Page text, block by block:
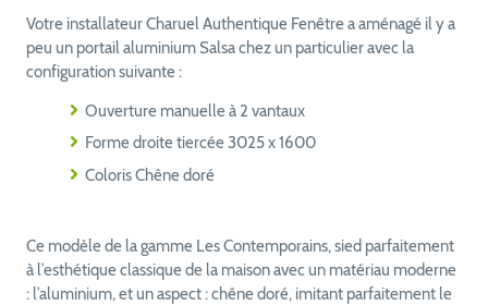
Votre installateur Charuel Authentique Fenêtre a aménagé il y a
peu un portail aluminium Salsa chez un particulier avec la
configuration suivante :
Ouverture manuelle à 2 vantaux
Forme droite tiercée 3025 x 1600
Coloris Chêne doré
Ce modèle de la gamme Les Contemporains, sied parfaitement
à l’esthétique classique de la maison avec un matériau moderne
: l’aluminium, et un aspect : chêne doré, imitant parfaitement le